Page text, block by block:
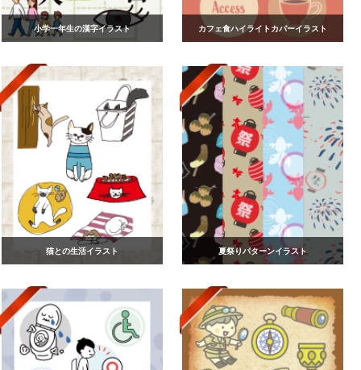
小学一年生の漢字イラスト カフェ食ハイライトカバーイラスト
猫との生活イラスト 夏祭りパターンイラスト